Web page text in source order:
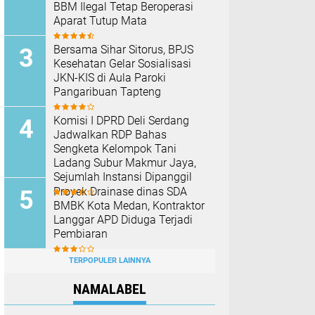
BBM Ilegal Tetap Beroperasi
Aparat Tutup Mata
Bersama Sihar Sitorus, BPJS
Kesehatan Gelar Sosialisasi
JKN-KIS di Aula Paroki
Pangaribuan Tapteng
Komisi I DPRD Deli Serdang
Jadwalkan RDP Bahas
Sengketa Kelompok Tani
Ladang Subur Makmur Jaya,
Sejumlah Instansi Dipanggil
Proyek Drainase dinas SDA
BMBK Kota Medan, Kontraktor
Langgar APD Diduga Terjadi
Pembiaran
TERPOPULER LAINNYA
NAMALABEL